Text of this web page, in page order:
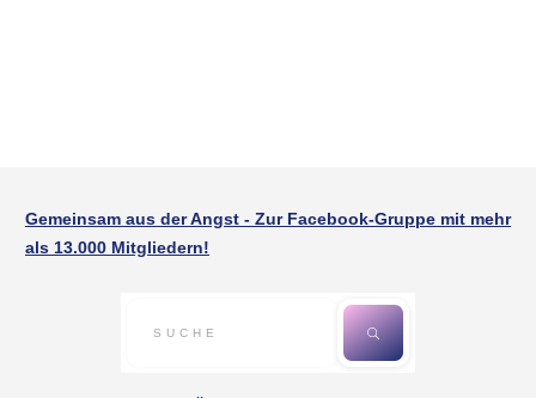
Gemeinsam aus der Angst - Zur Facebook-Gruppe mit mehr
als 13.000 Mitgliedern!